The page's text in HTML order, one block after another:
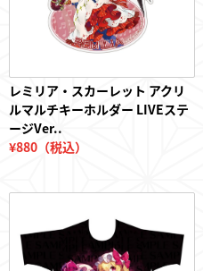
レミリア・スカーレット アクリ
ルマルチキーホルダー LIVEステ
ージVer..
¥880（税込）